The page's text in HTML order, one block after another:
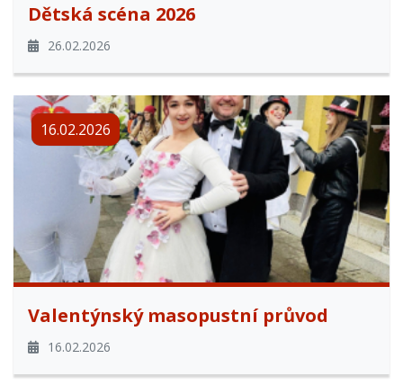
Dětská scéna 2026
26.02.2026
16.02.2026
Valentýnský masopustní průvod
16.02.2026